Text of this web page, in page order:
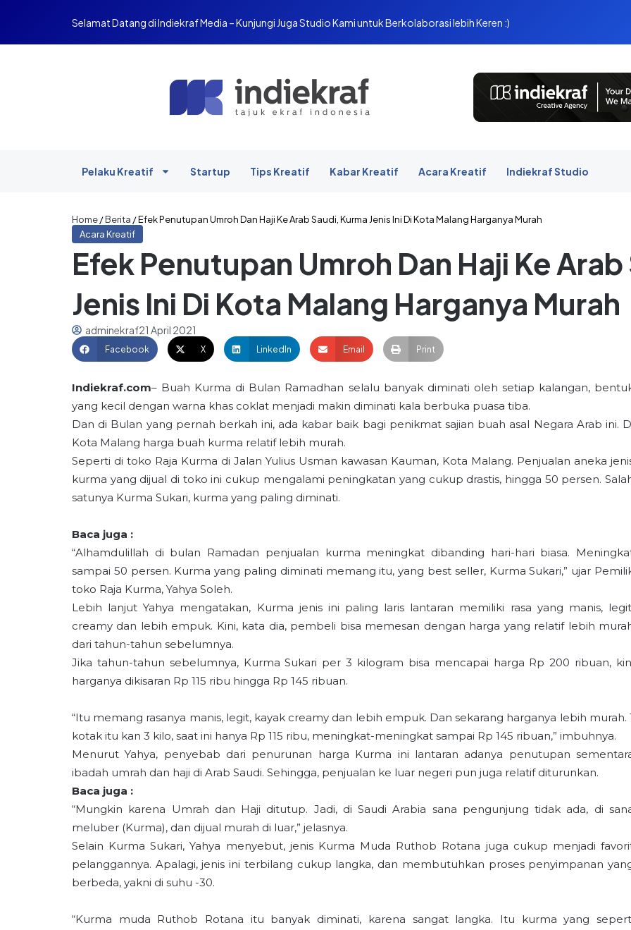
Selamat Datang di Indiekraf Media – Kunjungi Juga Studio Kami untuk Berkolaborasi lebih Keren :)
Pelaku Kreatif Startup Tips Kreatif Kabar Kreatif Acara Kreatif Indiekraf Studio
Home/Berita /Efek Penutupan Umroh Dan Haji Ke Arab Saudi, Kurma Jenis Ini Di Kota Malang Harganya Murah
Acara Kreatif
Efek Penutupan Umroh Dan Haji Ke
Jenis Ini Di Kota Malang Harganya Murah
adminekraf21 April 2021
Facebook X LinkedIn Email Print
Indiekraf.com– Buah Kurma di Bulan Ramadhan selalu banyak diminati oleh setiap kalangan,
yang kecil dengan warna khas coklat menjadi makin diminati kala berbuka puasa tiba.
Dan di Bulan yang pernah berkah ini, ada kabar baik bagi penikmat sajian buah asal Negara Arab ini.
Kota Malang harga buah kurma relatif lebih murah.
Seperti di toko Raja Kurma di Jalan Yulius Usman kawasan Kauman, Kota Malang. Penjualan aneka
kurma yang dijual di toko ini cukup mengalami peningkatan yang cukup drastis, hingga 50 persen.
satunya Kurma Sukari, kurma yang paling diminati.
Baca juga :
“Alhamdulillah di bulan Ramadan penjualan kurma meningkat dibanding hari-hari biasa.
sampai 50 persen. Kurma yang paling diminati memang itu, yang best seller, Kurma Sukari,” ujar
toko Raja Kurma, Yahya Soleh.
Lebih lanjut Yahya mengatakan, Kurma jenis ini paling laris lantaran memiliki rasa yang manis,
creamy dan lebih empuk. Kini, kata dia, pembeli bisa memesan dengan harga yang relatif lebih
dari tahun-tahun sebelumnya.
Jika tahun-tahun sebelumnya, Kurma Sukari per 3 kilogram bisa mencapai harga Rp 200 ribuan,
harganya dikisaran Rp 115 ribu hingga Rp 145 ribuan.
“Itu memang rasanya manis, legit, kayak creamy dan lebih empuk. Dan sekarang harganya lebih murah.
kotak itu kan 3 kilo, saat ini hanya Rp 115 ribu, meningkat-meningkat sampai Rp 145 ribuan,” imbuhnya.
Menurut Yahya, penyebab dari penurunan harga Kurma ini lantaran adanya penutupan
ibadah umrah dan haji di Arab Saudi. Sehingga, penjualan ke luar negeri pun juga relatif diturunkan.
Baca juga :
“Mungkin karena Umrah dan Haji ditutup. Jadi, di Saudi Arabia sana pengunjung tidak ada, di
meluber (Kurma), dan dijual murah di luar,” jelasnya.
Selain Kurma Sukari, Yahya menyebut, jenis Kurma Muda Ruthob Rotana juga cukup menjadi
pelanggannya. Apalagi, jenis ini terbilang cukup langka, dan membutuhkan proses penyimpanan
berbeda, yakni di suhu -30.
“Kurma muda Ruthob Rotana itu banyak diminati, karena sangat langka. Itu kurma yang